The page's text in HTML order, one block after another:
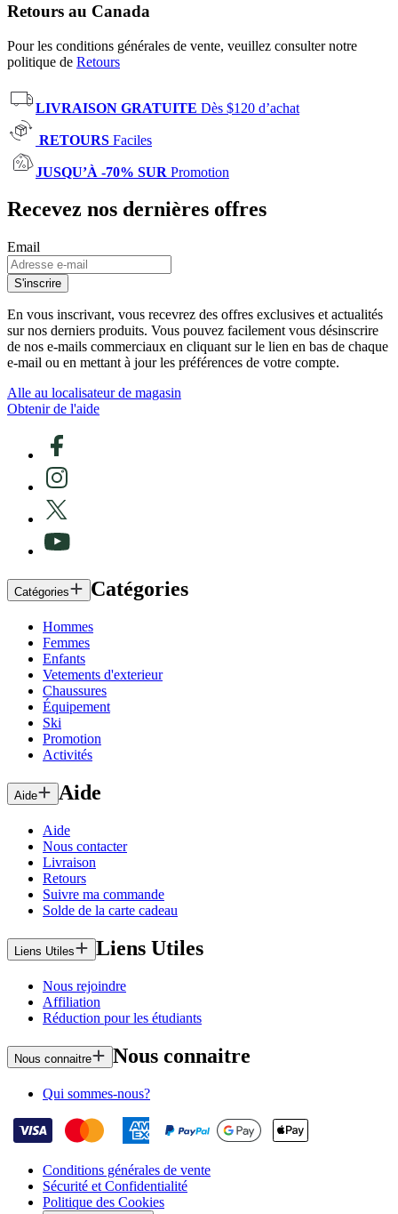
Retours au Canada
Pour les conditions générales de vente, veuillez consulter notre
politique de Retours
LIVRAISON GRATUITE Dès $120 d’achat
RETOURS Faciles
JUSQU’À -70% SUR Promotion
Recevez nos dernières offres
Email
S'inscrire
En vous inscrivant, vous recevrez des offres exclusives et actualités
sur nos derniers produits. Vous pouvez facilement vous désinscrire
de nos e-mails commerciaux en cliquant sur le lien en bas de chaque
e-mail ou en mettant à jour les préférences de votre compte.
Alle au localisateur de magasin
Obtenir de l'aide
Catégories Catégories
Hommes
Femmes
Enfants
Vetements d'exterieur
Chaussures
Équipement
Ski
Promotion
Activités
Aide Aide
Aide
Nous contacter
Livraison
Retours
Suivre ma commande
Solde de la carte cadeau
Liens Utiles Liens Utiles
Nous rejoindre
Affiliation
Réduction pour les étudiants
Nous connaitre Nous connaitre
Qui sommes-nous?
Conditions générales de vente
Sécurité et Confidentialité
Politique des Cookies